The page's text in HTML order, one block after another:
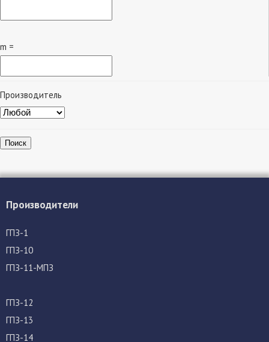
m =
Производитель
Поиск
Производители
ГПЗ-1
ГПЗ-10
ГПЗ-11-МПЗ
ГПЗ-12
ГПЗ-13
ГПЗ-14